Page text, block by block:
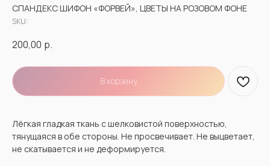
СПАНДЕКС ШИФОН «ФОРВЕЙ», ЦВЕТЫ НА РОЗОВОМ ФОНЕ
SKU:
200,00 р.
В корзину
Лёгкая гладкая ткань с шелковистой поверхностью,
тянущаяся в обе стороны. Не просвечивает. Не выцветает,
не скатывается и не деформируется.